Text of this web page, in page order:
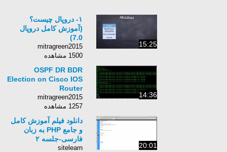
15:25
۱- دروپال چیست؟
(آموزش کامل دروپال
7.0)
mitragreen2015
1500 مشاهده
14:36
OSPF DR BDR
Election on Cisco IOS
Router
mitragreen2015
1257 مشاهده
20:01
دانلود فیلم آموزش کامل
و جامع PHP به زبان
فارسی-جلسه ۲
sitelearn